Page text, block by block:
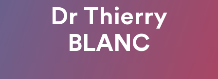
Dr Thierry
BLANC